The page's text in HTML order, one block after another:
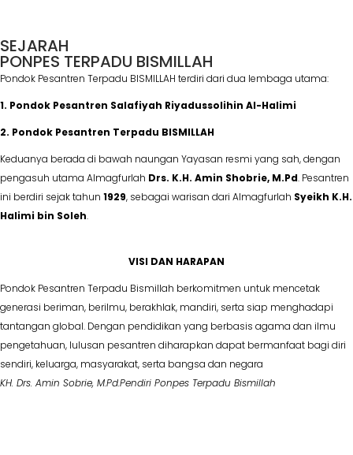
SEJARAH
PONPES TERPADU BISMILLAH
Pondok Pesantren Terpadu BISMILLAH terdiri dari dua lembaga utama:
1. Pondok Pesantren Salafiyah Riyadussolihin Al-Halimi
2. Pondok Pesantren Terpadu BISMILLAH
Keduanya berada di bawah naungan Yayasan resmi yang sah, dengan
pengasuh utama Almagfurlah Drs. K.H. Amin Shobrie, M.Pd. Pesantren
ini berdiri sejak tahun 1929, sebagai warisan dari Almagfurlah Syeikh K.H.
Halimi bin Soleh.
VISI DAN HARAPAN
Pondok Pesantren Terpadu Bismillah berkomitmen untuk mencetak
generasi beriman, berilmu, berakhlak, mandiri, serta siap menghadapi
tantangan global. Dengan pendidikan yang berbasis agama dan ilmu
pengetahuan, lulusan pesantren diharapkan dapat bermanfaat bagi diri
sendiri, keluarga, masyarakat, serta bangsa dan negara
KH. Drs. Amin Sobrie, M.Pd.Pendiri Ponpes Terpadu Bismillah